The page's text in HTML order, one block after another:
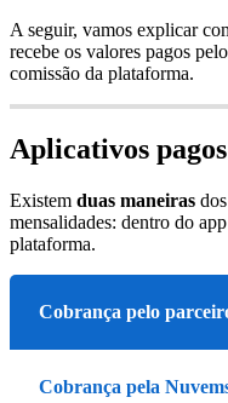
A seguir, vamos explicar
recebe os valores pagos
comissão da plataforma.
Aplicativos pagos
Existem duas maneiras
mensalidades: dentro do
plataforma.
Cobrança pelo
Cobrança pela